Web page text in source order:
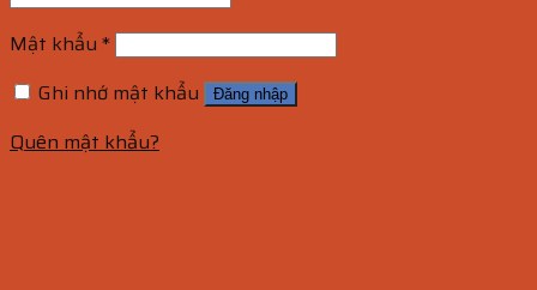
Mật khẩu *
Ghi nhớ mật khẩu
Đăng nhập
Quên mật khẩu?